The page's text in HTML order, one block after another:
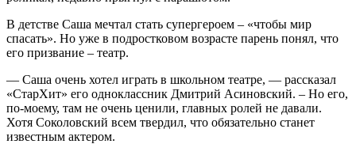
В детстве Саша мечтал стать супергероем – «чтобы мир
спасать». Но уже в подростковом возрасте парень понял, что
его призвание – театр.
— Саша очень хотел играть в школьном театре, — рассказал
«СтарХит» его одноклассник Дмитрий Асиновский. – Но его,
по-моему, там не очень ценили, главных ролей не давали.
Хотя Соколовский всем твердил, что обязательно станет
известным актером.